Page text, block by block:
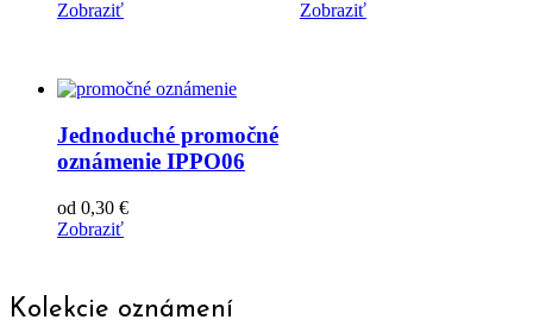
Zobraziť
Zobraziť
Jednoduché promočné
oznámenie IPPO06
od 0,30 €
Zobraziť
Kolekcie oznámení